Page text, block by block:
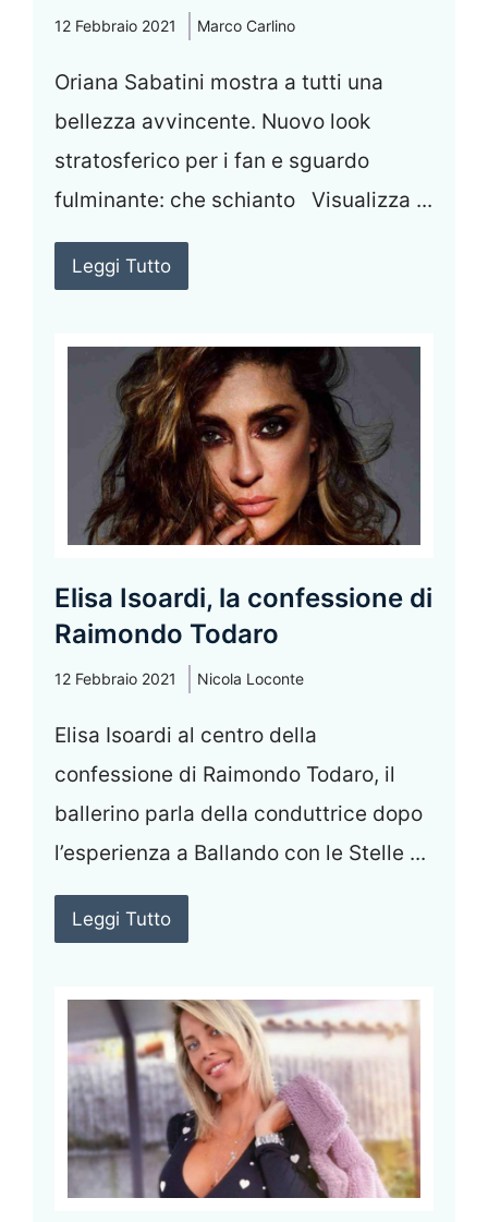
12 Febbraio 2021 Marco Carlino
Oriana Sabatini mostra a tutti una
bellezza avvincente. Nuovo look
stratosferico per i fan e sguardo
fulminante: che schianto Visualizza ...
Leggi Tutto
Elisa Isoardi, la confessione di
Raimondo Todaro
12 Febbraio 2021 Nicola Loconte
Elisa Isoardi al centro della
confessione di Raimondo Todaro, il
ballerino parla della conduttrice dopo
l’esperienza a Ballando con le Stelle ...
Leggi Tutto